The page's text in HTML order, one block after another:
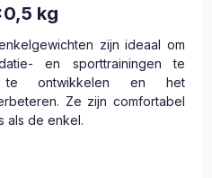
kg
zijn ideaal om
en sporttrainingen te
te ontwikkelen en het
Ze zijn comfortabel
als de enkel.